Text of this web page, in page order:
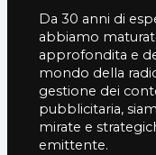
Da 30 anni di
abbiamo
approfondita e
mondo della
gestione dei
pubblicitaria,
mirate e
emittente.